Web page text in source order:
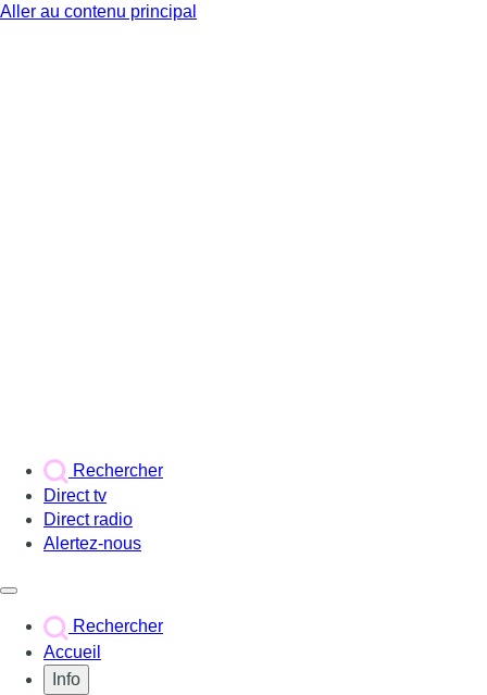
Aller au contenu principal
Rechercher
Direct tv
Direct radio
Alertez-nous
Rechercher
Accueil
Info